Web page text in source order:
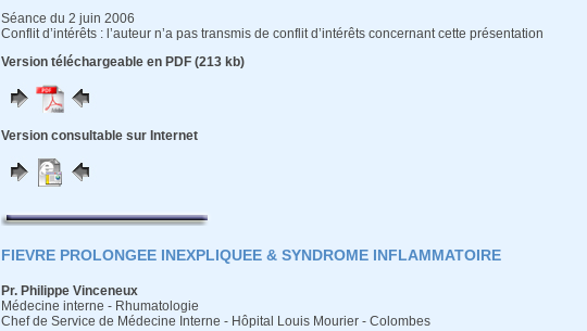
Séance du 2 juin 2006
Conflit d’intérêts : l’auteur n’a pas transmis de conflit d’intérêts concernant cette présentation
Version téléchargeable en PDF (213 kb)
Version consultable sur Internet
FIEVRE PROLONGEE INEXPLIQUEE & SYNDROME INFLAMMATOIRE
Pr. Philippe Vinceneux
Médecine interne - Rhumatologie
Chef de Service de Médecine Interne - Hôpital Louis Mourier - Colombes